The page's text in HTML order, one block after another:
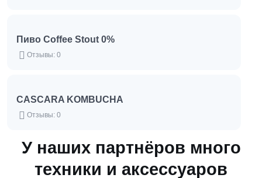
Пиво Coffee Stout 0%
Отзывы: 0
CASCARA KOMBUCHA
Отзывы: 0
У наших партнёров много
техники и аксессуаров